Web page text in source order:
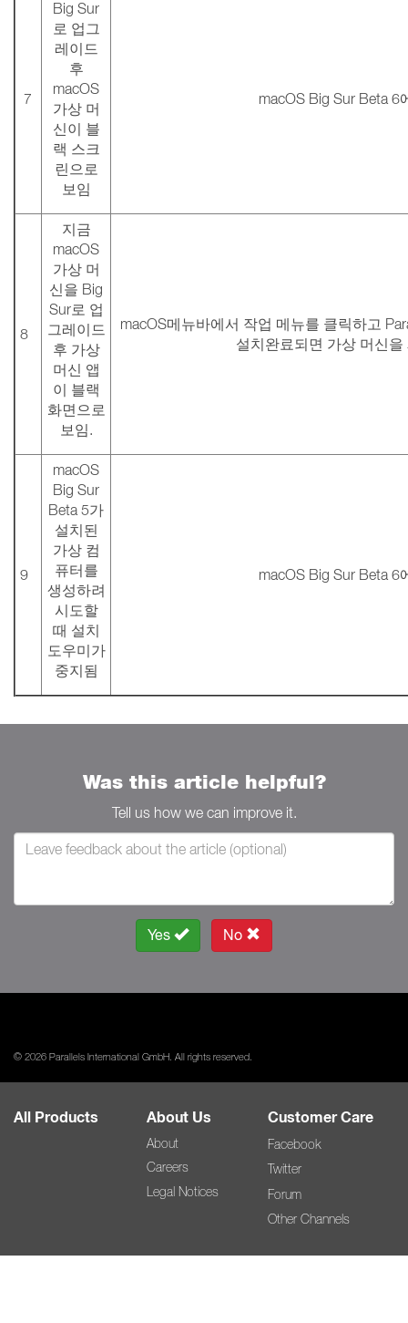
7
Big Sur
로 업그
레이드
후
macOS
가상 머
신이 블
랙 스크
린으로
보임
macOS Big Sur Beta 6
8
지금
macOS
가상 머
신을 Big
Sur로 업
그레이드
후 가상
머신 앱
이 블랙
화면으로
보임.
macOS메뉴바에서 작업 메뉴를 클릭하고
설치완료되면 가상 머신
9
macOS
Big Sur
Beta 5가
설치된
가상 컴
퓨터를
생성하려
시도할
때 설치
도우미가
중지됨
macOS Big Sur Beta 6
Was this article helpful?
Tell us how we can improve it.
Yes No
© 2026 Parallels International GmbH. All rights reserved.
All Products About Us
About
Careers
Legal Notices
Customer Care
Facebook
Twitter
Forum
Other Channels